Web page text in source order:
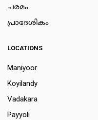
ചരമം
പ്രാദേശികം
LOCATIONS
Maniyoor
Koyilandy
Vadakara
Payyoli